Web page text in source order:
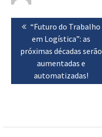
Navegação
artigos
Previous
post:
“Futuro do Trabalho
em Logística”: as
próximas décadas serão
aumentadas e
automatizadas!